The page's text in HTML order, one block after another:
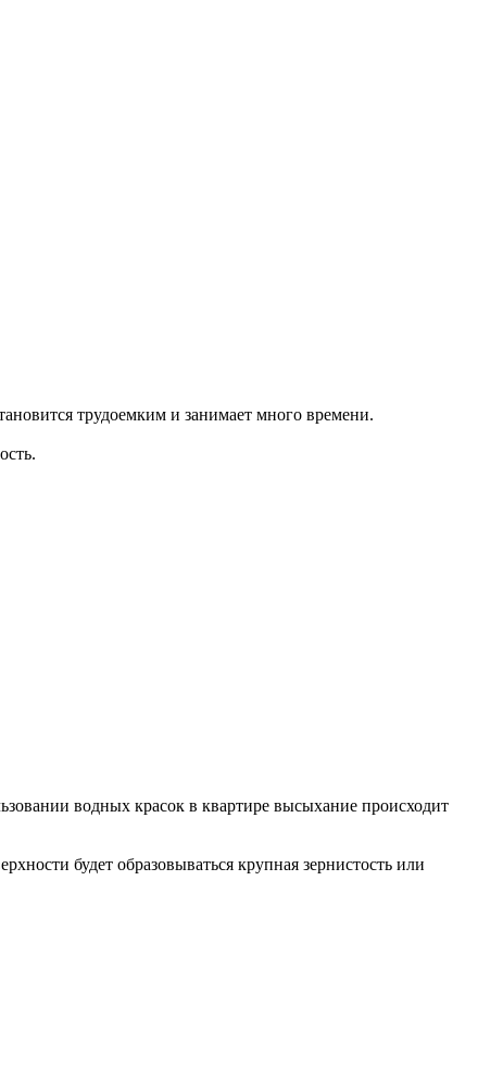
трудоемким и занимает много времени.
водных красок в квартире высыхание происходит
будет образовываться крупная зернистость или